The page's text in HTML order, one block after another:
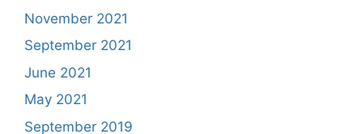
November 2021
September 2021
June 2021
May 2021
September 2019